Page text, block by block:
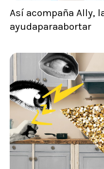
Así acompaña Ally,
ayudaparaabortar